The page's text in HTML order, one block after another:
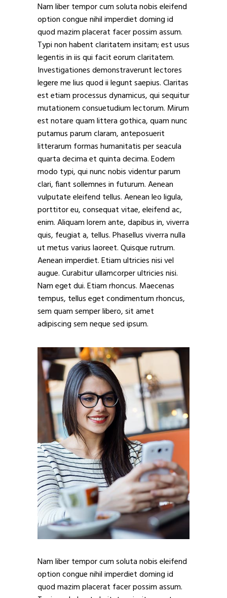
Nam liber tempor cum soluta nobis eleifend
option congue nihil imperdiet doming id
quod mazim placerat facer possim assum.
Typi non habent claritatem insitam; est usus
legentis in iis qui facit eorum claritatem.
Investigationes demonstraverunt lectores
legere me lius quod ii legunt saepius. Claritas
est etiam processus dynamicus, qui sequitur
mutationem consuetudium lectorum. Mirum
est notare quam littera gothica, quam nunc
putamus parum claram, anteposuerit
litterarum formas humanitatis per seacula
quarta decima et quinta decima. Eodem
modo typi, qui nunc nobis videntur parum
clari, fiant sollemnes in futurum. Aenean
vulputate eleifend tellus. Aenean leo ligula,
porttitor eu, consequat vitae, eleifend ac,
enim. Aliquam lorem ante, dapibus in, viverra
quis, feugiat a, tellus. Phasellus viverra nulla
ut metus varius laoreet. Quisque rutrum.
Aenean imperdiet. Etiam ultricies nisi vel
augue. Curabitur ullamcorper ultricies nisi.
Nam eget dui. Etiam rhoncus. Maecenas
tempus, tellus eget condimentum rhoncus,
sem quam semper libero, sit amet
adipiscing sem neque sed ipsum.
Nam liber tempor cum soluta nobis eleifend
option congue nihil imperdiet doming id
quod mazim placerat facer possim assum.